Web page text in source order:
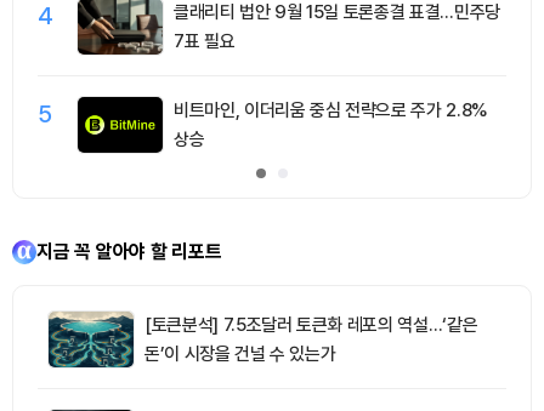
4
클래리티 법안 9월 15일 토론종결 표결…민주당
7표 필요
5
비트마인, 이더리움 중심 전략으로 주가 2.8%
상승
지금 꼭 알아야 할 리포트
[토큰분석] 7.5조달러 토큰화 레포의 역설…‘같은
돈’이 시장을 건널 수 있는가